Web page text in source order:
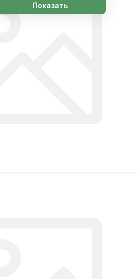
Показать